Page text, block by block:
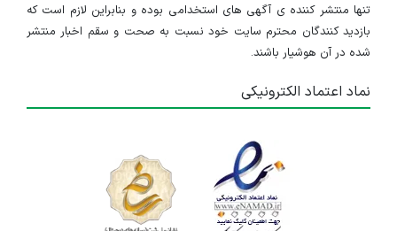
تنها منتشر کننده ی آگهی های استخدامی بوده و بنابراین لازم است که
بازدید کنندگان محترم سایت خود نسبت به صحت و سقم اخبار منتشر
شده در آن هوشیار باشند.
نماد اعتماد الکترونیکی